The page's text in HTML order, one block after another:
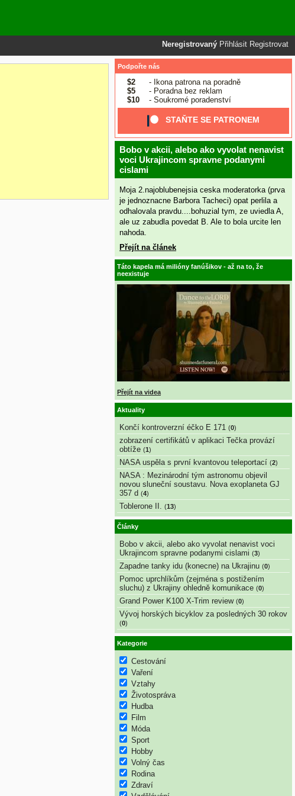
Neregistrovaný Přihlásit Registrovat
Podpořte nás
$2
- Ikona patrona na poradně
$5
- Poradna bez reklam
$10
- Soukromé poradenství
STAŇTE SE PATRONEM
Bobo v akcii, alebo ako vyvolat nenavist
voci Ukrajincom spravne podanymi
cislami
Moja 2.najoblubenejsia ceska moderatorka (prva
je jednoznacne Barbora Tacheci) opat perlila a
odhalovala pravdu....bohuzial tym, ze uviedla A,
ale uz zabudla povedat B. Ale to bola urcite len
nahoda.
Přejít na článek
Táto kapela má milióny fanúšikov - až na to, že
neexistuje
Přejít na videa
Aktuality
Končí kontroverzní éčko E 171 (0)
zobrazení certifikátů v aplikaci Tečka provází
obtíže (1)
NASA uspěla s první kvantovou teleportací (2)
NASA : Mezinárodní tým astronomu objevil
novou sluneční soustavu. Nova exoplaneta GJ
357 d (4)
Toblerone II. (13)
Články
Bobo v akcii, alebo ako vyvolat nenavist voci
Ukrajincom spravne podanymi cislami (3)
Zapadne tanky idu (konecne) na Ukrajinu (0)
Pomoc uprchlíkům (zejména s postižením
sluchu) z Ukrajiny ohledně komunikace (0)
Grand Power K100 X-Trim review (0)
Vývoj horských bicyklov za posledných 30 rokov
(0)
Kategorie
Cestování
Vaření
Vztahy
Životospráva
Hudba
Film
Móda
Sport
Hobby
Volný čas
Rodina
Zdraví